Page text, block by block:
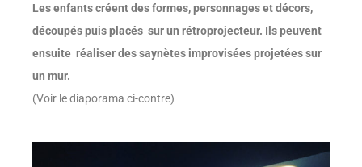
Les enfants créent des formes, personnages et décors,
découpés puis placés sur un rétroprojecteur. Ils peuvent
ensuite réaliser des saynètes improvisées projetées sur
un mur.
(Voir le diaporama ci-contre)